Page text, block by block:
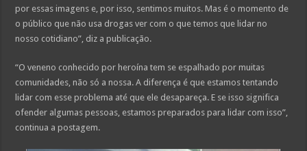
por essas imagens e, por isso, sentimos muitos. Mas é o momento de
o público que não usa drogas ver com o que temos que lidar no
nosso cotidiano”, diz a publicação.
“O veneno conhecido por heroína tem se espalhado por muitas
comunidades, não só a nossa. A diferença é que estamos tentando
lidar com esse problema até que ele desapareça. E se isso significa
ofender algumas pessoas, estamos preparados para lidar com isso”,
continua a postagem.